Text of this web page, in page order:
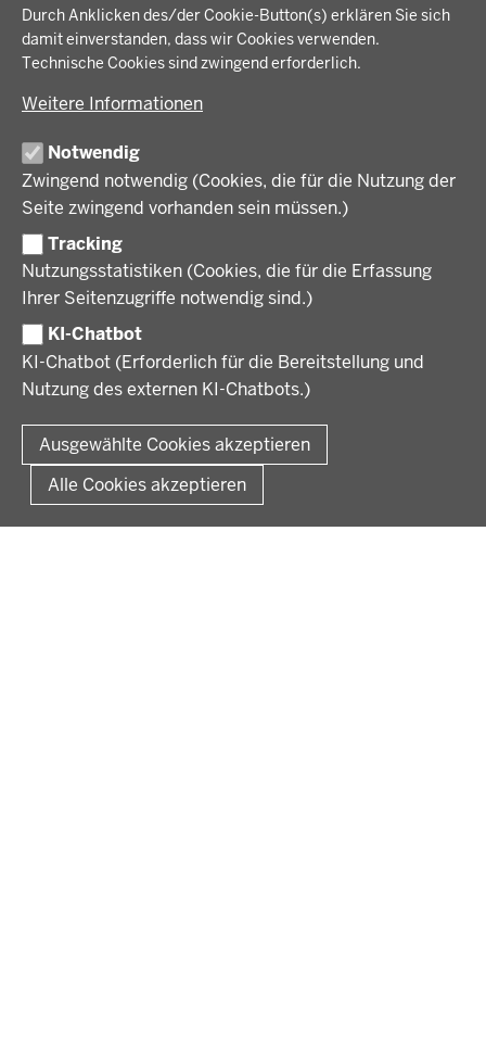
Durch Anklicken des/der Cookie-Button(s) erklären Sie sich
damit einverstanden, dass wir Cookies verwenden.
Technische Cookies sind zwingend erforderlich.
Weitere Informationen
Notwendig
Zwingend notwendig (Cookies, die für die Nutzung der
Seite zwingend vorhanden sein müssen.)
Tracking
Nutzungsstatistiken (Cookies, die für die Erfassung
Ihrer Seitenzugriffe notwendig sind.)
KI-Chatbot
KI-Chatbot (Erforderlich für die Bereitstellung und
Nutzung des externen KI-Chatbots.)
Ausgewählte Cookies akzeptieren
Alle Cookies akzeptieren
Fußzeile
Bauen, Planen und Verkehr
Bildung, Schule und Sport
Regionalplanung und Regionalrat
Wirtschaft, Kultur und Kommunales
IM FOKUS
Energiewende AG
Zusammenarbeit mit den Niederlanden
BEZIRKSREGIERUNG
Regierungsbezirk Münster
Geschichte und Gegenwart
Behördenleitung
Organisation
Förderlotsinnen und Förderlotsen
KARRIERE UND AUSBILDUNG
Stellenangebote
Ausbildung
Volljurist:in
Praktikum
Stellenangebote im Schulbereich
VERFAHREN UND BEKANNTMACHUNGEN
Amtsblatt
Verfahrensübersichten
PRESSE
Pressemitteilungen
Podcast
© 2026 Bezirksregierung Münster
Fußzeile
Impressum Datenschutz Rechtliche Hinweise
Kurzlink zu dieser Seite